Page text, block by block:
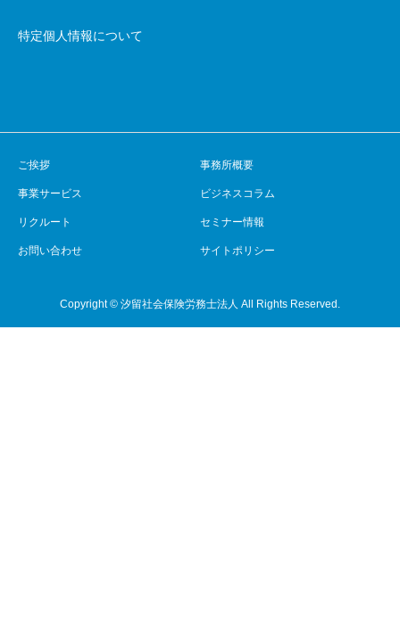
特定個人情報について
ご挨拶 事務所概要
事業サービス ビジネスコラム
リクルート セミナー情報
お問い合わせ サイトポリシー
Copyright © 汐留社会保険労務士法人 All Rights Reserved.